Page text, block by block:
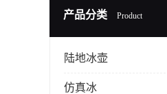
产品分类 Product
陆地冰壶
仿真冰